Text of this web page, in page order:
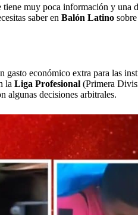
muy poca información y una
saber en Balón Latino
gasto económico extra para las
la Liga Profesional (Primera
algunas decisiones arbitrales.